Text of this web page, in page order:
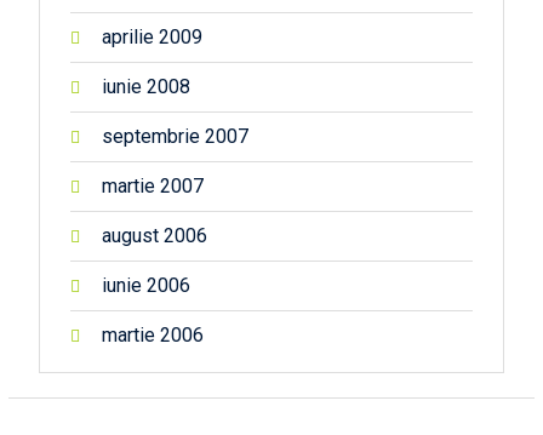
aprilie 2009
iunie 2008
septembrie 2007
martie 2007
august 2006
iunie 2006
martie 2006